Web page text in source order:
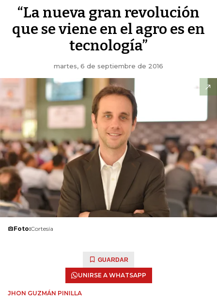
“La nueva gran revolución
que se viene en el agro es en
tecnología”
martes, 6 de septiembre de 2016
Foto:Cortesía
GUARDAR
UNIRSE A WHATSAPP
JHON GUZMÁN PINILLA